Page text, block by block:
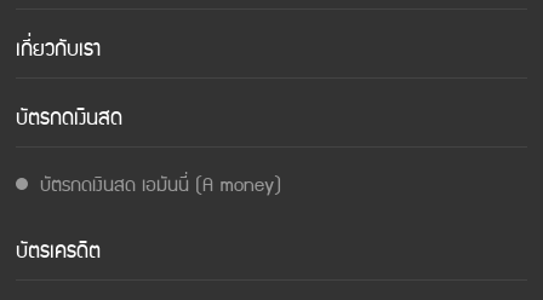
เกี่ยวกับเรา
บัตรกดเงินสด
บัตรกดเงินสด เอมันนี่ (A money)
บัตรเครดิต